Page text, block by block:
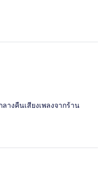
างคืนเสียงเพลงจากร้าน